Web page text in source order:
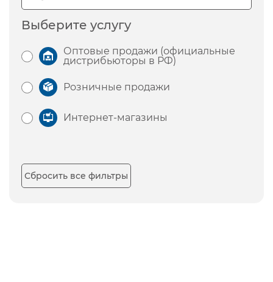
Выберите услугу
Оптовые продажи (официальные
дистрибьюторы в РФ)
Розничные продажи
Интернет-магазины
Сбросить все фильтры